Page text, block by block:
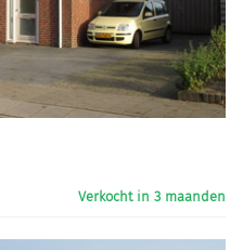
Verkocht in 3 maanden